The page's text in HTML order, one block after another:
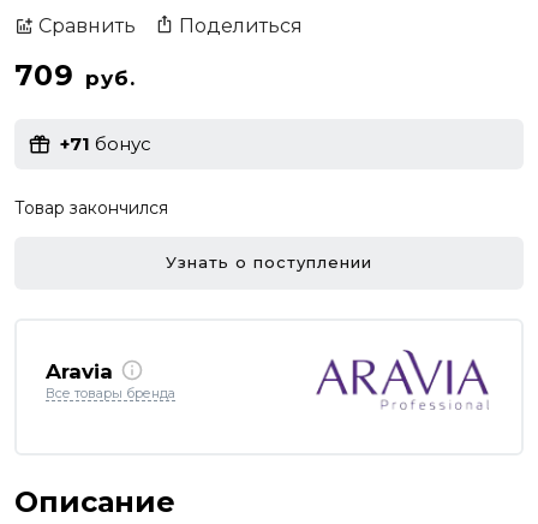
Сравнить Поделиться
709 руб.
+71 бонус
Товар закончился
Узнать о поступлении
Aravia
Все товары бренда
Описание